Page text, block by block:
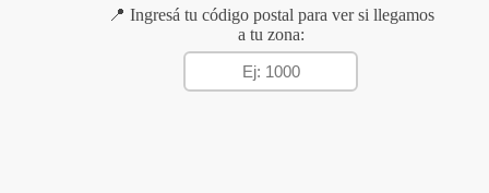
📍 Ingresá tu código postal para ver si llegamos
a tu zona: